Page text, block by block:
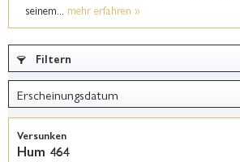
seinem... mehr erfahren »
Filtern
Versunken
Hum 464